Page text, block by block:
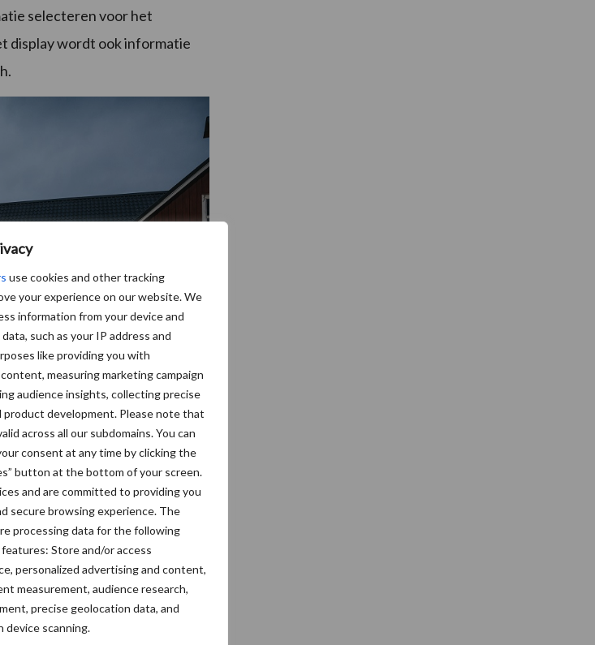
use cookies and other tracking
your experience on our website. We
information from your device and
such as your IP address and
like providing you with
measuring marketing campaign
audience insights, collecting precise
product development. Please note that
across all our subdomains. You can
consent at any time by clicking the
button at the bottom of your screen.
and are committed to providing you
secure browsing experience. The
processing data for the following
Store and/or access
personalized advertising and content,
measurement, audience research,
precise geolocation data, and
scanning.
selecteren voor het
display wordt ook informatie
om alle instellingen voor
Het display geeft alle
de trekker kan halen. Op